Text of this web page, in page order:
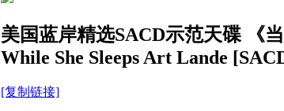
美国蓝岸精选SACD示范天碟 《
While She Sleeps Art Lande
[复制链接]